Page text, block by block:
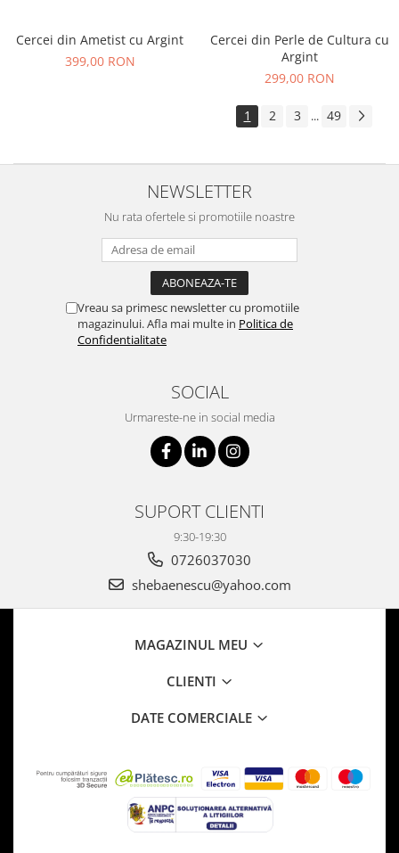
Cercei din Ametist cu Argint
399,00 RON
Cercei din Perle de Cultura cu
Argint
299,00 RON
1 2 3 ... 49
NEWSLETTER
Nu rata ofertele si promotiile noastre
Vreau sa primesc newsletter cu promotiile
magazinului. Afla mai multe in Politica de
Confidentialitate
SOCIAL
Urmareste-ne in social media
SUPORT CLIENTI
9:30-19:30
0726037030
shebaenescu@yahoo.com
MAGAZINUL MEU
CLIENTI
DATE COMERCIALE